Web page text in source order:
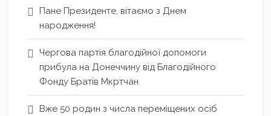
Пане Президенте, вітаємо з Днем
народження!
Чергова партія благодійної допомоги
прибула на Донеччину від Благодійного
Фонду Братів Мкртчан
Вже 50 родин з числа переміщених осіб